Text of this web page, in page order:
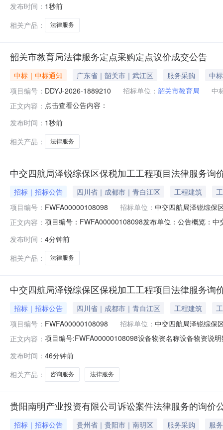
发布时间： 1秒前
相关产品：
法律服务
韶关市教育局法律服务定点采购定点议价成交公告
中标｜中标通知 广东省｜韶关市｜武江区 服务采购
中
项目编号： DDYJ-2026-1889210 招标单位： 韶关市教育局
中
正文内容： 点击查看公告内容：
发布时间： 1秒前
相关产品：
法律服务
中交四航局泽锐综保区保税加工工程项目法律服务询
招标｜招标公告 四川省｜成都市｜青白江区 工程建筑
项目编号： FWFA00000108098 招标单位： 中交四航局泽锐综保
正文内容： 项目编号：FWFA00000108098发布单位：公告概览：
发布时间： 4分钟前
相关产品：
法律服务
中交四航局泽锐综保区保税加工工程项目法律服务
招标｜招标公告 四川省｜成都市｜青白江区 工程建筑
项目编号： FWFA00000108098 招标单位： 中交四航局泽锐综保
正文内容： 项目编号:FWFA00000108098设备物资名称设备物资说
件诉讼一审、二审（如有）、再审（如有），直至案件
行报价：1.招标条件中交
发布时间： 46分钟前
相关产品：
咨询服务 法律服务
贵阳南明产业投资有限公司诉讼案件法律服务的询价
招标｜招标公告 贵州省｜贵阳市｜南明区 服务采购
服务